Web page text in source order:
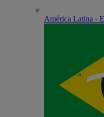
América Latina -